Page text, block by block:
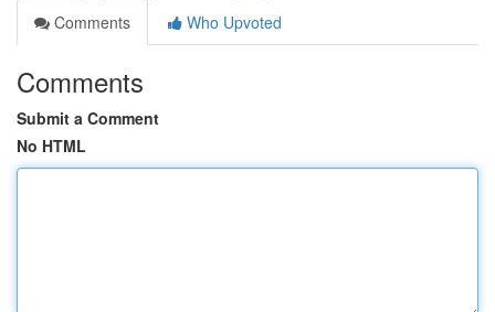
Comments
Who Upvoted
Comments
Submit a Comment
No HTML